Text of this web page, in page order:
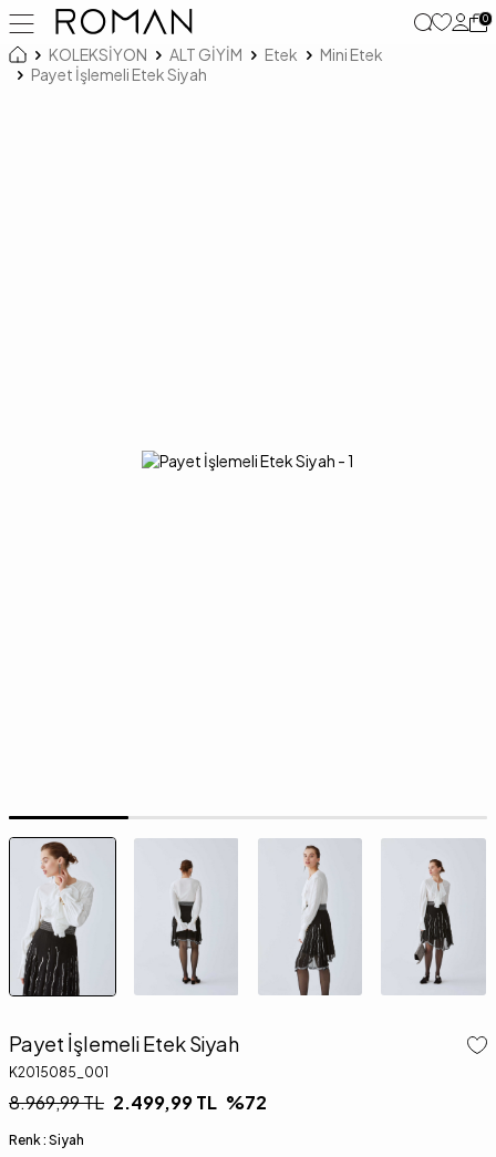
0
KOLEKSİYON ALT GİYİM Etek
Mini Etek
Payet İşlemeli Etek Siyah
Payet İşlemeli Etek Siyah
K2015085_001
8.969,99TL 2.499,99TL %72
Renk : Siyah